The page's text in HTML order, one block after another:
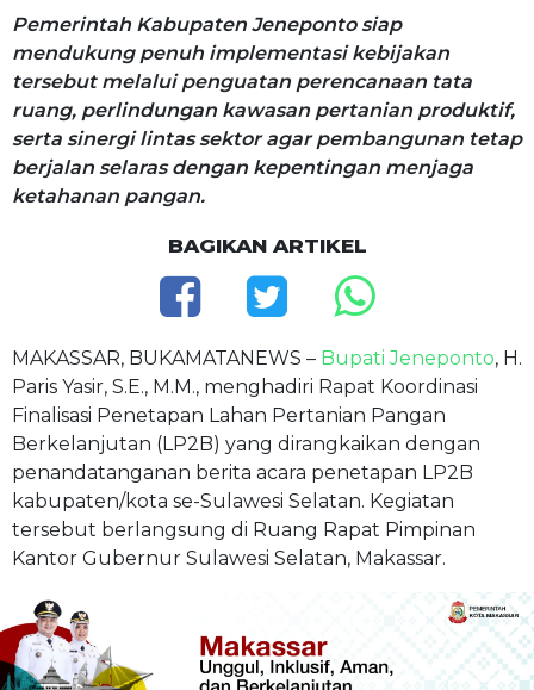
Pemerintah Kabupaten Jeneponto siap
mendukung penuh implementasi kebijakan
tersebut melalui penguatan perencanaan tata
ruang, perlindungan kawasan pertanian produktif,
serta sinergi lintas sektor agar pembangunan tetap
berjalan selaras dengan kepentingan menjaga
ketahanan pangan.
BAGIKAN ARTIKEL
MAKASSAR, BUKAMATANEWS – Bupati Jeneponto, H.
Paris Yasir, S.E., M.M., menghadiri Rapat Koordinasi
Finalisasi Penetapan Lahan Pertanian Pangan
Berkelanjutan (LP2B) yang dirangkaikan dengan
penandatanganan berita acara penetapan LP2B
kabupaten/kota se-Sulawesi Selatan. Kegiatan
tersebut berlangsung di Ruang Rapat Pimpinan
Kantor Gubernur Sulawesi Selatan, Makassar.